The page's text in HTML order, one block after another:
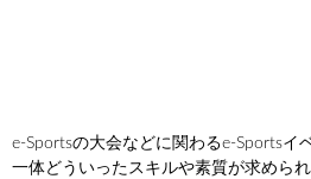
e-Sportsの大会などに関わるe-Sportsイ
一体どういったスキルや素質が求めら